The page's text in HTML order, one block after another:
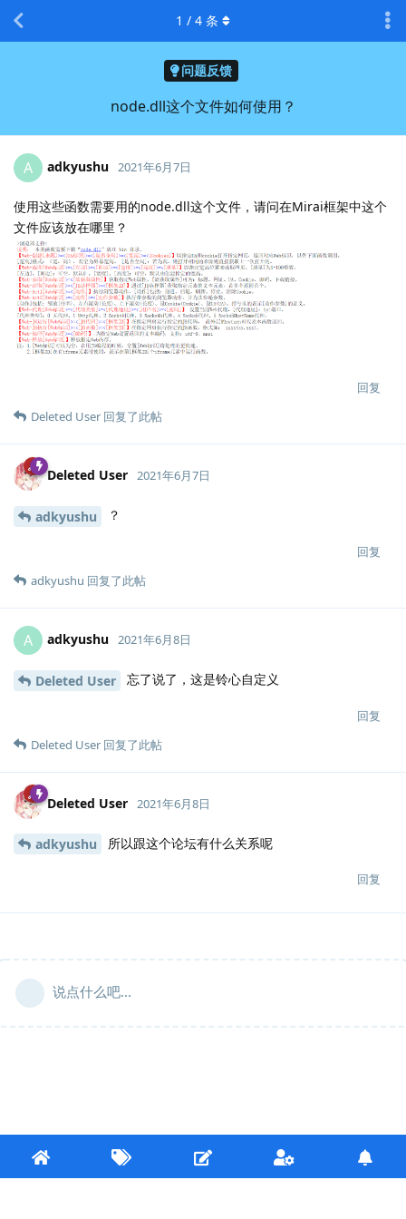
问题反馈
node.dll这个文件如何使用？
1 / 4 条
A adkyushu 2021年6月7日
使用这些函数需要用的node.dll这个文件，请问在Mirai框架中这个
文件应该放在哪里？
回复
Deleted User 回复了此帖
Deleted User 2021年6月7日
adkyushu ？
回复
adkyushu 回复了此帖
A adkyushu 2021年6月8日
Deleted User 忘了说了，这是铃心自定义
回复
Deleted User 回复了此帖
Deleted User 2021年6月8日
adkyushu 所以跟这个论坛有什么关系呢
回复
说点什么吧...